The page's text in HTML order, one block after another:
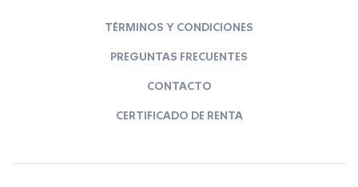
TÉRMINOS Y CONDICIONES
PREGUNTAS FRECUENTES
CONTACTO
CERTIFICADO DE RENTA